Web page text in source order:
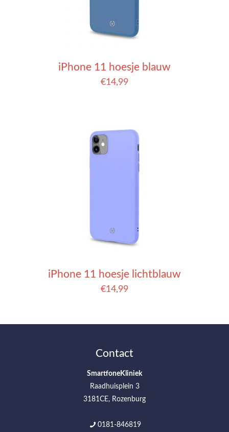
iPhone 11 hoesje blauw
€14,99
iPhone 11 hoesje lichtblauw
€14,99
Contact
SmartfoneKliniek
Raadhuisplein 3
3181CE, Rozenburg
0181-846819